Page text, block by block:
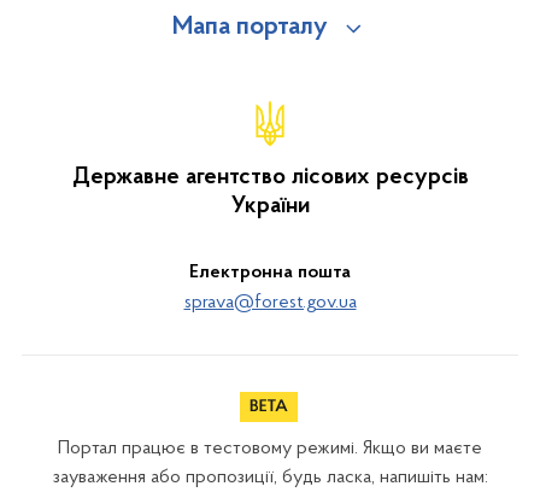
Мапа порталу
Державне агентство лісових ресурсів
України
Електронна пошта
sprava@forest.gov.ua
Портал працює в тестовому режимі. Якщо ви маєте
зауваження або пропозиції, будь ласка, напишіть нам: